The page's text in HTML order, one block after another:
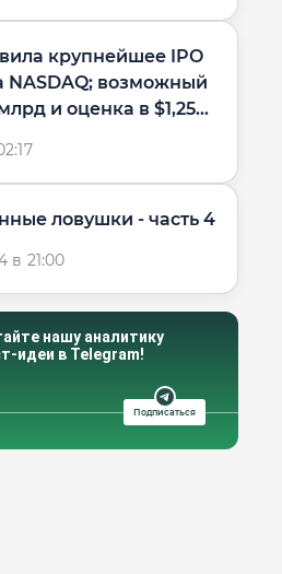
крупнейшее IPO
NASDAQ; возможный
и оценка в $1,25...
ловушки - часть 4
в 21:00
нашу аналитику
идеи в Telegram!
Подписаться